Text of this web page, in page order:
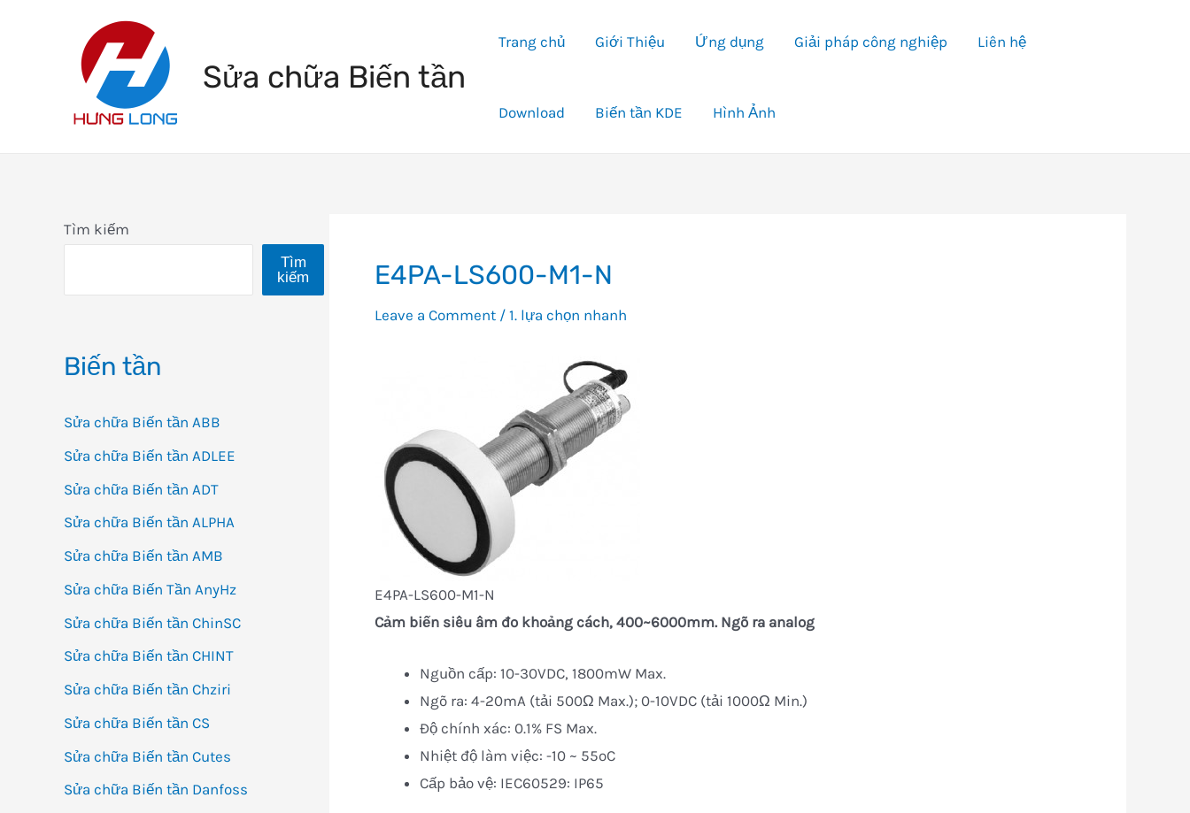
Sửa chữa Biến tần
Trang chủ Giới Thiệu Ứng dụng Giải pháp công nghiệp Liên hệ
Download Biến tần KDE Hình Ảnh
Tìm kiếm
Tìm
kiếm
Biến tần
Sửa chữa Biến tần ABB
Sửa chữa Biến tần ADLEE
Sửa chữa Biến tần ADT
Sửa chữa Biến tần ALPHA
Sửa chữa Biến tần AMB
Sửa chữa Biến Tần AnyHz
Sửa chữa Biến tần ChinSC
Sửa chữa Biến tần CHINT
Sửa chữa Biến tần Chziri
Sửa chữa Biến tần CS
Sửa chữa Biến tần Cutes
Sửa chữa Biến tần Danfoss
E4PA-LS600-M1-N
Leave a Comment / 1. lựa chọn nhanh
E4PA-LS600-M1-N
Cảm biến siêu âm đo khoảng cách, 400~6000mm. Ngõ ra analog
Nguồn cấp: 10-30VDC, 1800mW Max.
Ngõ ra: 4-20mA (tải 500Ω Max.); 0-10VDC (tải 1000Ω Min.)
Độ chính xác: 0.1% FS Max.
Nhiệt độ làm việc: -10 ~ 55oC
Cấp bảo vệ: IEC60529: IP65